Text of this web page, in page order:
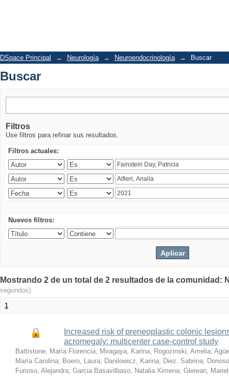
DSpace Principal → Neurología → Neuroendocrinología → Buscar
Buscar
Filtros
Use filtros para refinar sus resultados.
Filtros actuales:
Nuevos filtros:
Mostrando 2 de un total de 2 resultados de la comunidad:
segundos)
1
Increased risk of preneoplastic colonic
acromegaly: multicenter case-control study
Battistone, María Florencia; Miragaya, Karina; Rogozinski, Amelia;
María Carolina; Boero, Laura; Danilowicz, Karina; Diez, Sabrina;
Furioso, Alejandra; Garcia Basavilbaso, Natalia Ximena; Glerean,